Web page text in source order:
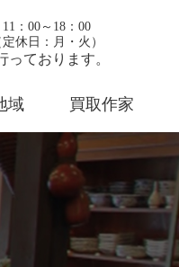
11：00～18：00
定休日：月・火）
ております。
域 買取作家